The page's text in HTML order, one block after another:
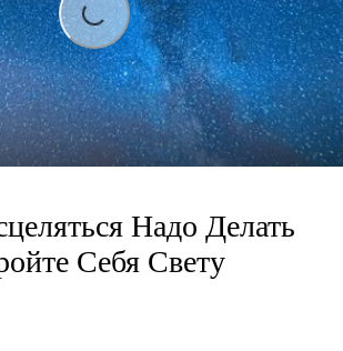
Loading...
Надо Делать
Себя Свету